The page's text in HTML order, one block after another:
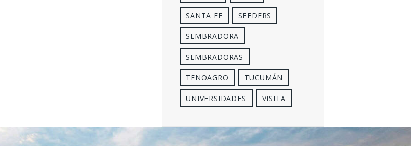
SANTA FE SEEDERS
SEMBRADORA
SEMBRADORAS
TENOAGRO TUCUMÁN
UNIVERSIDADES VISITA